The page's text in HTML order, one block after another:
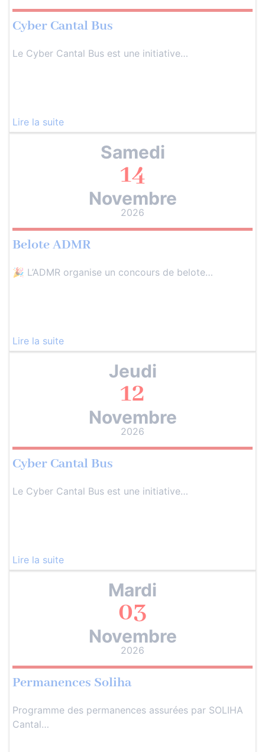
Cyber Cantal Bus
Le Cyber Cantal Bus est une initiative…
Lire la suite
Samedi
14
Novembre
2026
Belote ADMR
🎉 L’ADMR organise un concours de belote…
Lire la suite
Jeudi
12
Novembre
2026
Cyber Cantal Bus
Le Cyber Cantal Bus est une initiative…
Lire la suite
Mardi
03
Novembre
2026
Permanences Soliha
Programme des permanences assurées par SOLIHA
Cantal…